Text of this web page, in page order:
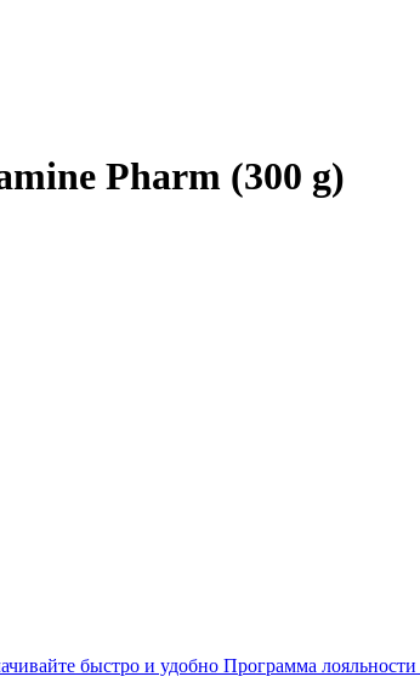
Pharm (300 g)
быстро и удобно Программа лояльности